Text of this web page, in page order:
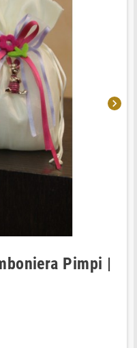
chevron_right
Pimpi |